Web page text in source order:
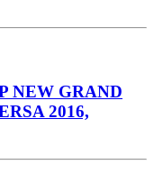
NEW GRAND
2016,